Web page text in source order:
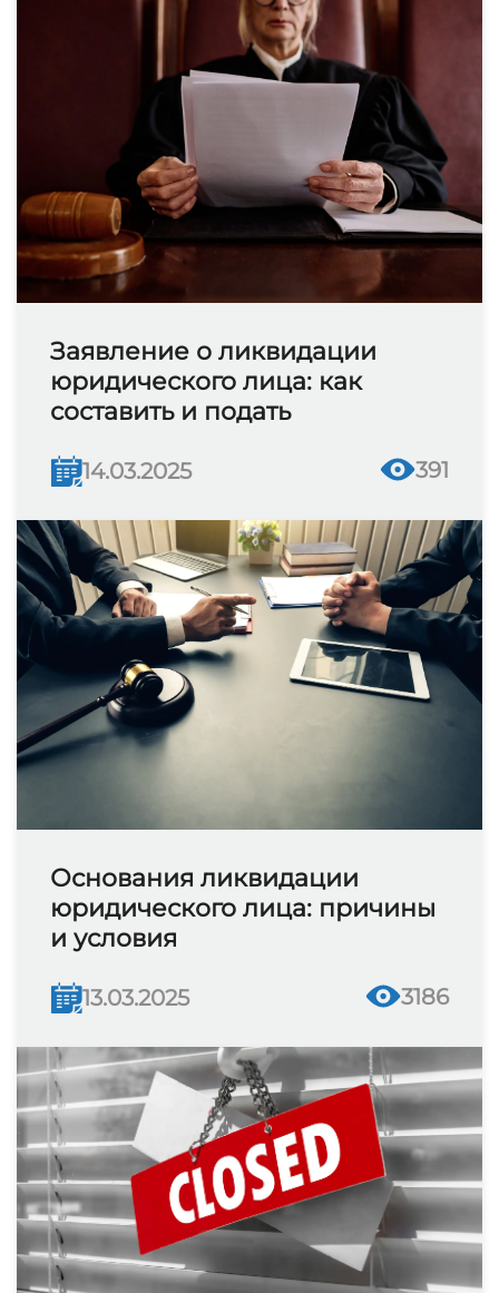
Заявление о ликвидации
юридического лица: как
составить и подать
14.03.2025 391
Основания ликвидации
юридического лица: причины
и условия
13.03.2025 3186